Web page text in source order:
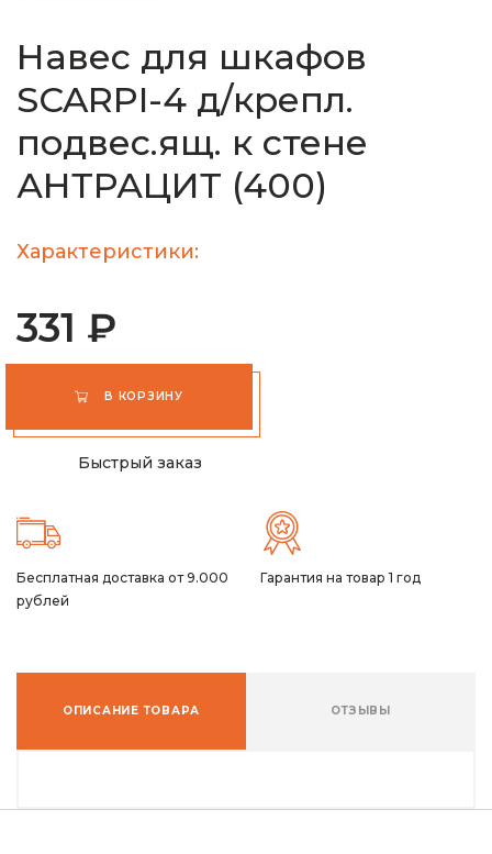
Навес для шкафов
SCARPI-4 д/крепл.
подвес.ящ. к стене
АНТРАЦИТ (400)
Характеристики:
331 ₽
В КОРЗИНУ
Быстрый заказ
Бесплатная доставка от 9.000
рублей
Гарантия на товар 1 год
ОПИСАНИЕ ТОВАРА ОТЗЫВЫ